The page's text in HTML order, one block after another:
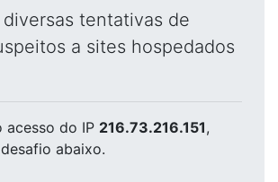
tentativas de
a sites hospedados
acesso do IP 216.73.216.151,
abaixo.